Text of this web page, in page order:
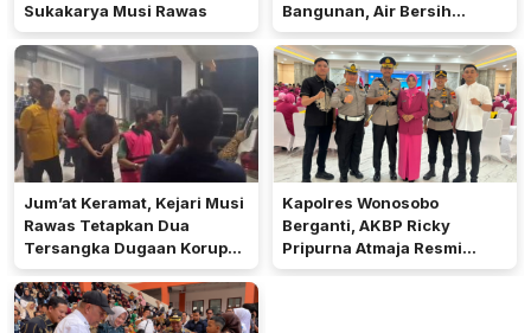
Sukakarya Musi Rawas
Bangunan, Air Bersih
Hingga Pergub Seismik
Jum’at Keramat, Kejari Musi
Rawas Tetapkan Dua
Tersangka Dugaan Korupsi
Dana PSR
Kapolres Wonosobo
Berganti, AKBP Ricky
Pripurna Atmaja Resmi
Menjabat